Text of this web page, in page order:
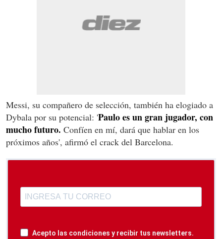
Messi, su compañero de selección, también ha elogiado a
Dybala por su potencial: 'Paulo es un gran jugador, con
mucho futuro. Confíen en mí, dará que hablar en los
próximos años', afirmó el crack del Barcelona.
Acepto las condiciones y recibir tus newsletters.